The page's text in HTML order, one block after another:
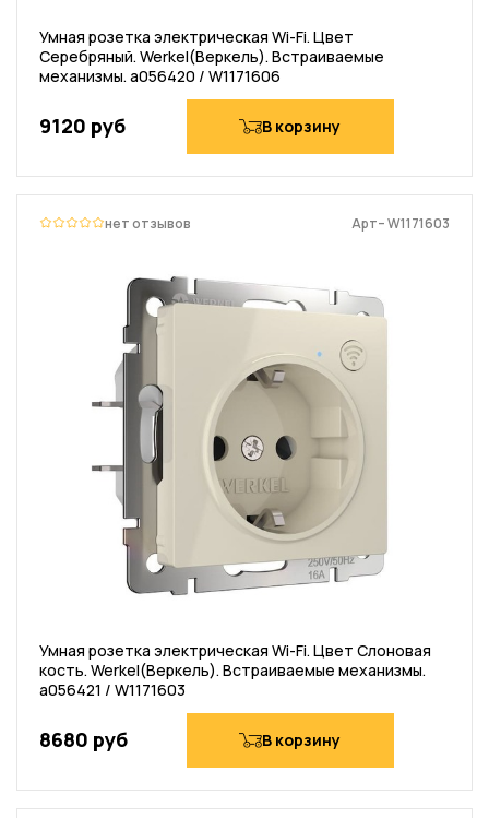
Умная розетка электрическая Wi-Fi. Цвет
Серебряный. Werkel(Веркель). Встраиваемые
механизмы. a056420 / W1171606
9120 руб В корзину
нет отзывов Арт– W1171603
Умная розетка электрическая Wi-Fi. Цвет Слоновая
кость. Werkel(Веркель). Встраиваемые механизмы.
a056421 / W1171603
8680 руб В корзину